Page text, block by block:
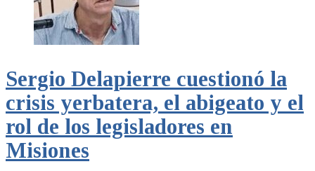
Sergio Delapierre cuestionó la
crisis yerbatera, el abigeato y el
rol de los legisladores en
Misiones